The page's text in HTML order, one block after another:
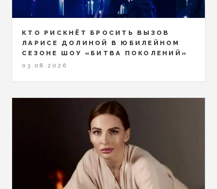
КТО РИСКНЁТ БРОСИТЬ ВЫЗОВ
ЛАРИСЕ ДОЛИНОЙ В ЮБИЛЕЙНОМ
СЕЗОНЕ ШОУ «БИТВА ПОКОЛЕНИЙ»
03.08.2026